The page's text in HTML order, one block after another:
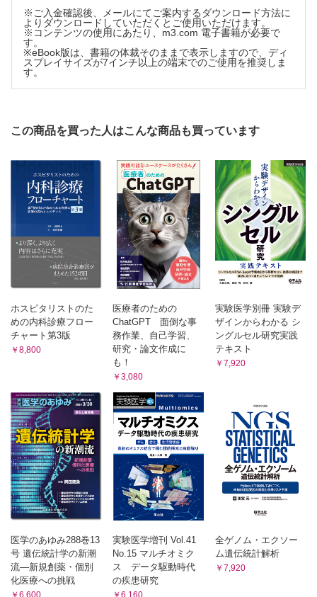
2．12回膜貫通の難敵トランスポーターを標的にして難病治療薬に挑む
―アカデミア創薬の実現で未来を拓く［反町典子］
索引
3．BSL3クライオ電子顕微鏡を用いた感染症創薬・ワクチン研
究とその展望［前仲勝実，福原秀雄，Hisham Dokainish，
安楽佑樹，喜多俊介］
4．エピジェネティクスの構造基盤［堀越直樹，胡桃坂仁志］
5．RNAターゲット創薬とRNA創薬のための立体構造解析戦略
7．AIとFMO法を融合した医薬品設計と分子間相互作用解析
［本間光貴，福澤 薫，加藤幸一郎］
1．ビルドアップライブラリー戦略による天然物創薬加速化へ
の挑戦［市川 聡，勝山 彬，山本一貴］
2．ペプチドの超高効率フロー合成法［布施新一郎］
3．CBIS法による高感度抗体の作製［鈴木裕之，金子美華，加
藤幸成］
4．タンパク質間相互作用阻害を標的とした創薬モダリティ
［伊藤幸裕，高田悠里，山下泰信，鈴木孝禎］
5．生体内ATP動態イメージング技術を用いた創薬研究［的場
直輝，山本正道］
［水野聖哉，鈴木 颯，高橋 智］
7．染色体工学技術を用いたヒト化モデル動物作製と創薬研究
への応用［香月加奈子，小林カオル，平向洋介，香月康宏］
第4章 産官学連携によるアカデミア創薬の最新戦略
1．ヒット探索の強化に向けたDNA-encoded libraryプラットフ
木潤子，安田公助］
2．All Japan化合物ライブラリ構築に向けた取り組み―J-
PUBLIC日本パブリックライブラリコンソーシアム［二川原
充啓，三原久史］
3．アカデミアを中心とした革新的医療技術創出とオープンイ
ノベーション［平 将生，名井 陽，井上隆弘，江口英利］
第5章 アカデミア創薬の成功事例
1．基礎研究から臨床試験までサポートするワンストップ創薬
拠点の構築［奥野友紀子，萩原正敏］
2．12回膜貫通の難敵トランスポーターを標的にして難病治療
薬に挑む―アカデミア創薬の実現で未来を拓く［反町典子］
索引
※ご入金確認後、メールにてご案内するダウンロード方法に
よりダウンロードしていただくとご使用いただけます。
※コンテンツの使用にあたり、m3.com 電子書籍が必要で
す。
※eBook版は、書籍の体裁そのままで表示しますので、ディ
スプレイサイズが7インチ以上の端末でのご使用を推奨しま
す。
この商品を買った人はこんな商品も買っています
ホスピタリストのた
めの内科診療フロー
チャート第3版
￥8,800
医療者のための
ChatGPT 面倒な事
務作業、自己学習、
研究・論文作成に
も！
￥3,080
実験医学別冊 実験デ
ザインからわかる シ
ングルセル研究実践
テキスト
￥7,920
医学のあゆみ288巻13
号 遺伝統計学の新潮
流―新規創薬・個別
化医療への挑戦
￥6,600
実験医学増刊 Vol.41
No.15 マルチオミク
ス データ駆動時代
の疾患研究
￥6,160
全ゲノム・エクソー
ム遺伝統計解析
￥7,920